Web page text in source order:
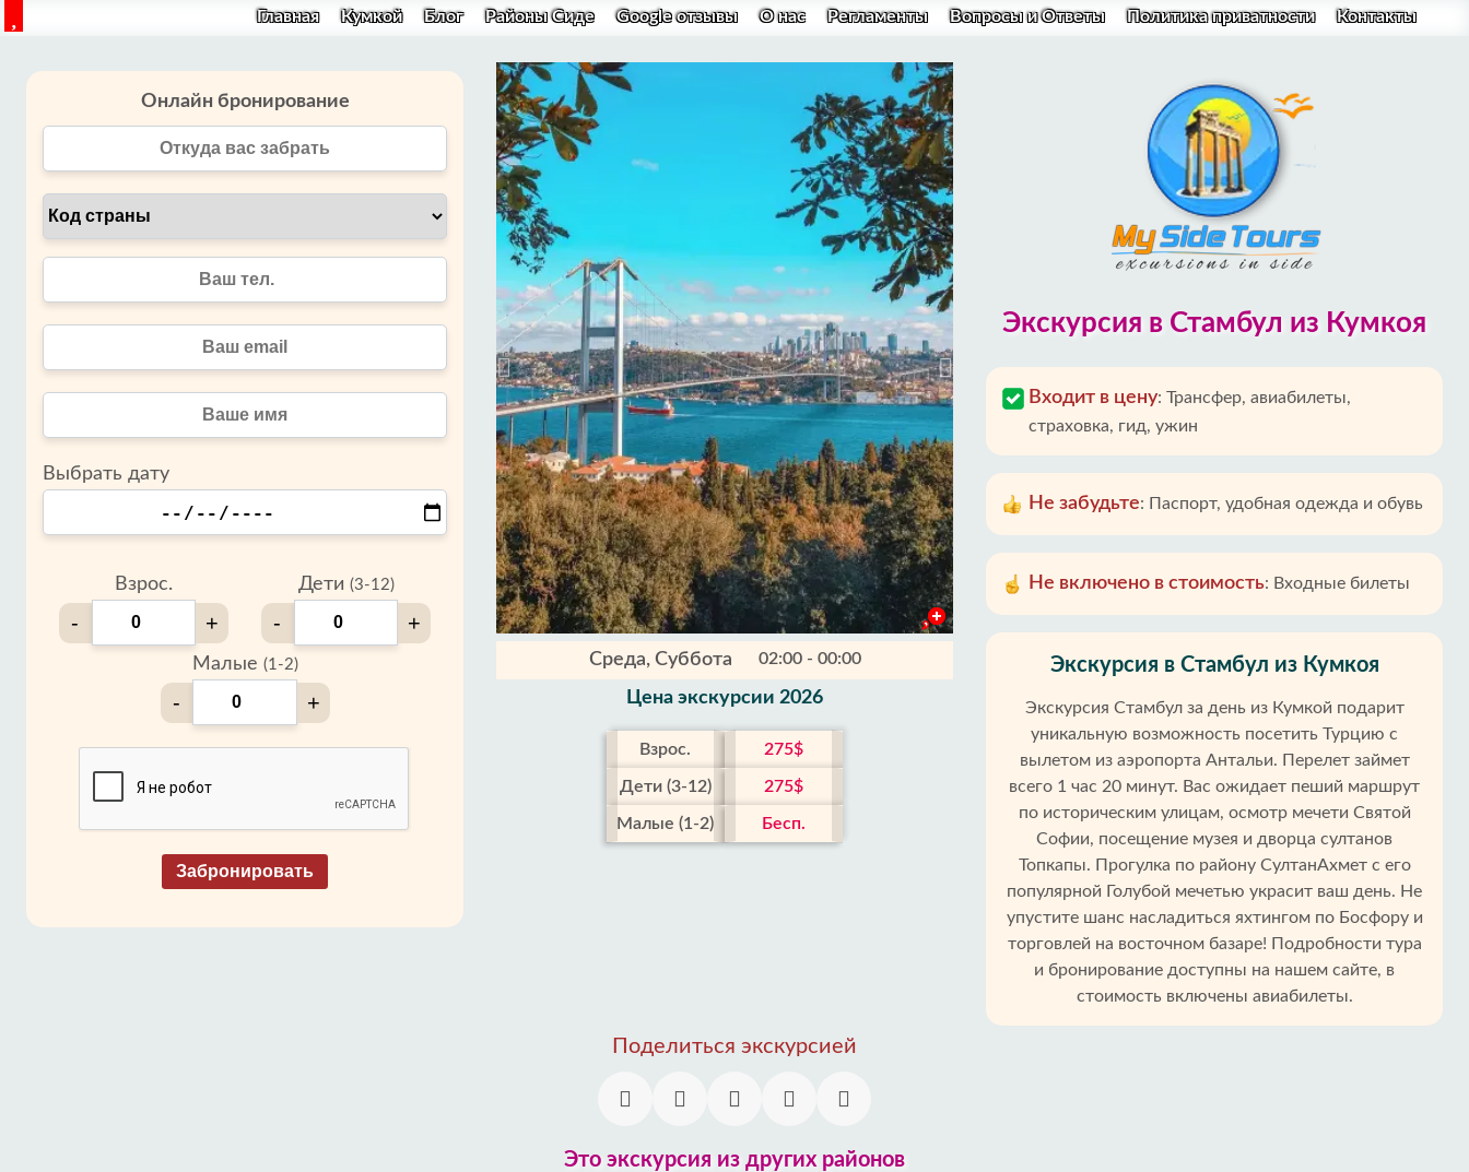
Главная Кумкой Блог Районы Сиде Google отзывы О нас Регламенты Вопросы и Ответы Политика приватности Контакты
Экскурсия в Стамбул из Кумкоя
Входит в цену: Трансфер, авиабилеты,
страховка, гид, ужин
Не забудьте: Паспорт, удобная одежда и обувь
Не включено в стоимость: Входные билеты
Экскурсия в Стамбул из Кумкоя
Экскурсия Стамбул за день из Кумкой подарит
уникальную возможность посетить Турцию с
вылетом из аэропорта Антальи. Перелет займет
всего 1 час 20 минут. Вас ожидает пеший маршрут
по историческим улицам, осмотр мечети Святой
Софии, посещение музея и дворца султанов
Топкапы. Прогулка по району СултанАхмет с его
популярной Голубой мечетью украсит ваш день. Не
упустите шанс насладиться яхтингом по Босфору и
торговлей на восточном базаре! Подробности тура
и бронирование доступны на нашем сайте, в
стоимость включены авиабилеты.
Среда, Суббота 02:00 - 00:00
Цена экскурсии 2026
Взрос. 275$
Дети (3-12) 275$
Малые (1-2) Бесп.
Онлайн бронирование
Выбрать дату
Взрос.
- +
Дети (3-12)
- +
Малые (1-2)
- +
Забронировать
Поделиться экскурсией
Это экскурсия из других районов